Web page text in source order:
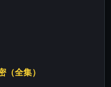
（全集）